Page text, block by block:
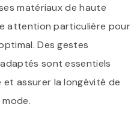
matériaux de haute
attention particulière pour
Des gestes
sont essentiels
assurer la longévité de